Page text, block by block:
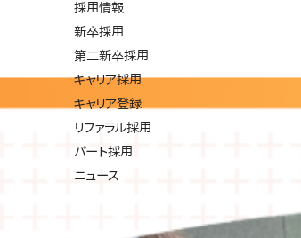
採用情報
新卒採用
第二新卒採用
キャリア採用
キャリア登録
リファラル採用
パート採用
ニュース